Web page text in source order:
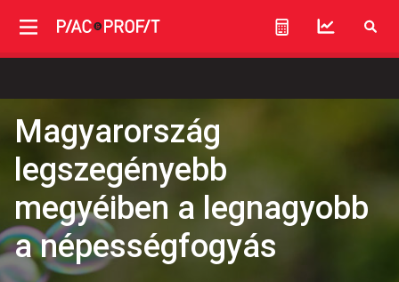
Magyarország
legszegényebb
megyéiben a legnagyobb
a népességfogyás